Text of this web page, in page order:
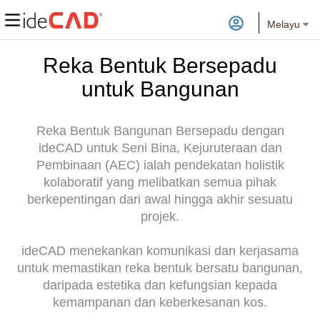
Melayu
Reka Bentuk Bersepadu
untuk Bangunan
Reka Bentuk Bangunan Bersepadu dengan
ideCAD untuk Seni Bina, Kejuruteraan dan
Pembinaan (AEC) ialah pendekatan holistik
kolaboratif yang melibatkan semua pihak
berkepentingan dari awal hingga akhir sesuatu
projek.
ideCAD menekankan komunikasi dan kerjasama
untuk memastikan reka bentuk bersatu bangunan,
daripada estetika dan kefungsian kepada
kemampanan dan keberkesanan kos.